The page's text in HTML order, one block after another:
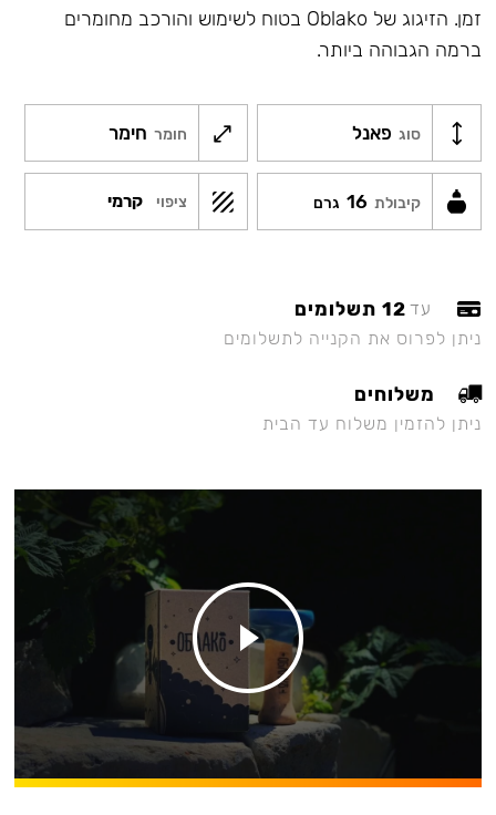
זמן. הזיגוג של Oblako בטוח לשימוש והורכב מחומרים
ברמה הגבוהה ביותר.
סוג פאנל חומר חימר
קיבולת 16 גרם ציפוי קרמי
עד 12 תשלומים
ניתן לפרוס את הקנייה לתשלומים
משלוחים
ניתן להזמין משלוח עד הבית